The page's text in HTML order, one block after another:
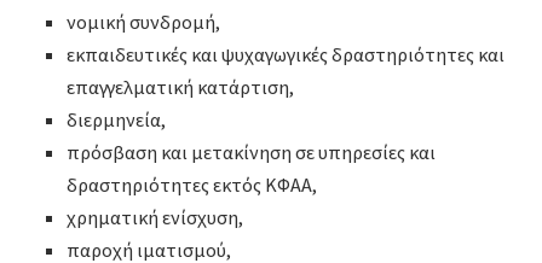
νομική συνδρομή,
εκπαιδευτικές και ψυχαγωγικές δραστηριότητες και
επαγγελματική κατάρτιση,
διερμηνεία,
πρόσβαση και μετακίνηση σε υπηρεσίες και
δραστηριότητες εκτός ΚΦΑΑ,
χρηματική ενίσχυση,
παροχή ιματισμού,